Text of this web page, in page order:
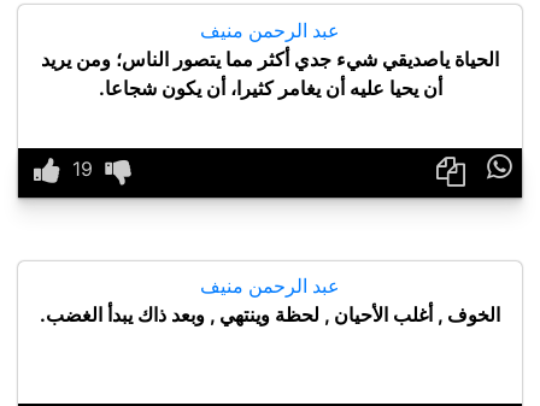
عبد الرحمن منيف
الحياة ياصديقي شيء جدي أكثر مما يتصور الناس؛ ومن يريد
أن يحيا عليه أن يغامر كثيرا، أن يكون شجاعا.

عبد الرحمن منيف
الخوف , أغلب الأحيان , لحظة وينتهي , وبعد ذاك يبدأ الغضب.